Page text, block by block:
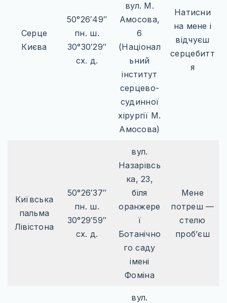
Серце
Києва
50°26′49″
пн. ш.
30°30′29″
сх. д.
вул. М.
Амосова,
6
(Націонал
ьний
інститут
серцево-
судинної
хірургії М.
Амосова)
Натисни
на мене і
відчуєш
серцебитт
я
Київська
пальма
Лівістона
50°26′37″
пн. ш.
30°29′59″
сх. д.
вул.
Назарівсь
ка, 23,
біля
оранжере
ї
Ботанічно
го саду
імені
Фоміна
Мене
потреш —
стелю
проб’єш
вул.